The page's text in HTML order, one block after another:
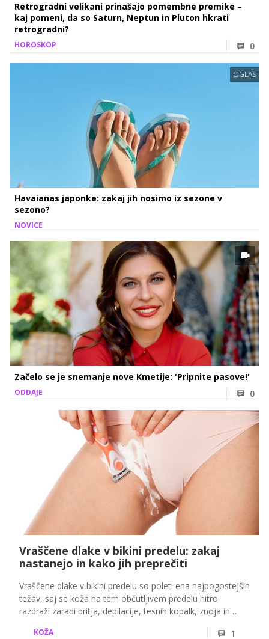
Retrogradni velikani prinašajo pomembne premike –
kaj pomeni, da so Saturn, Neptun in Pluton hkrati
retrogradni?
HOROSKOP 0
Havaianas japonke: zakaj jih nosimo iz sezone v
sezono?
OGLAS
NOVICE
Začelo se je snemanje nove Kmetije: 'Pripnite pasove!'
ODDAJE 0
Vraščene dlake v bikini predelu: zakaj
nastanejo in kako jih preprečiti
Vraščene dlake v bikini predelu so poleti ena najpogostejših
težav, saj se koža na tem občutljivem predelu hitro
razdraži zaradi britja, depilacije, tesnih kopalk, znoja in
pojavijo, ko dlaka ne more normalno izrasti na površje,
KOŽA 1